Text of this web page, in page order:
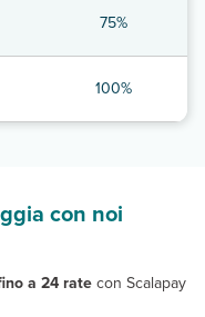
75%
100%
con noi
a 24 rate con Scalapay